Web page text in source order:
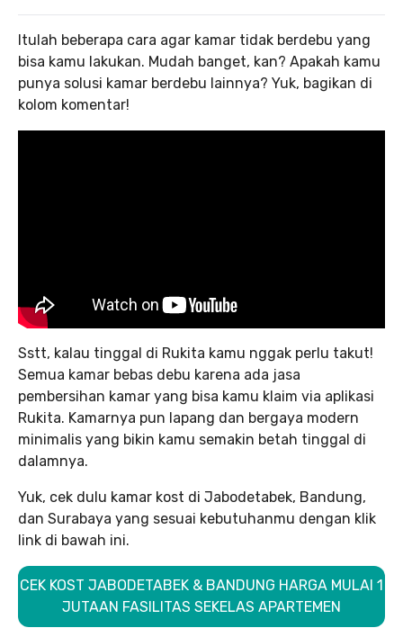
Itulah beberapa cara agar kamar tidak berdebu yang
bisa kamu lakukan. Mudah banget, kan? Apakah kamu
punya solusi kamar berdebu lainnya? Yuk, bagikan di
kolom komentar!
Sstt, kalau tinggal di Rukita kamu nggak perlu takut!
Semua kamar bebas debu karena ada jasa
pembersihan kamar yang bisa kamu klaim via aplikasi
Rukita. Kamarnya pun lapang dan bergaya modern
minimalis yang bikin kamu semakin betah tinggal di
dalamnya.
Yuk, cek dulu kamar kost di Jabodetabek, Bandung,
dan Surabaya yang sesuai kebutuhanmu dengan klik
link di bawah ini.
CEK KOST JABODETABEK & BANDUNG HARGA MULAI 1
JUTAAN FASILITAS SEKELAS APARTEMEN